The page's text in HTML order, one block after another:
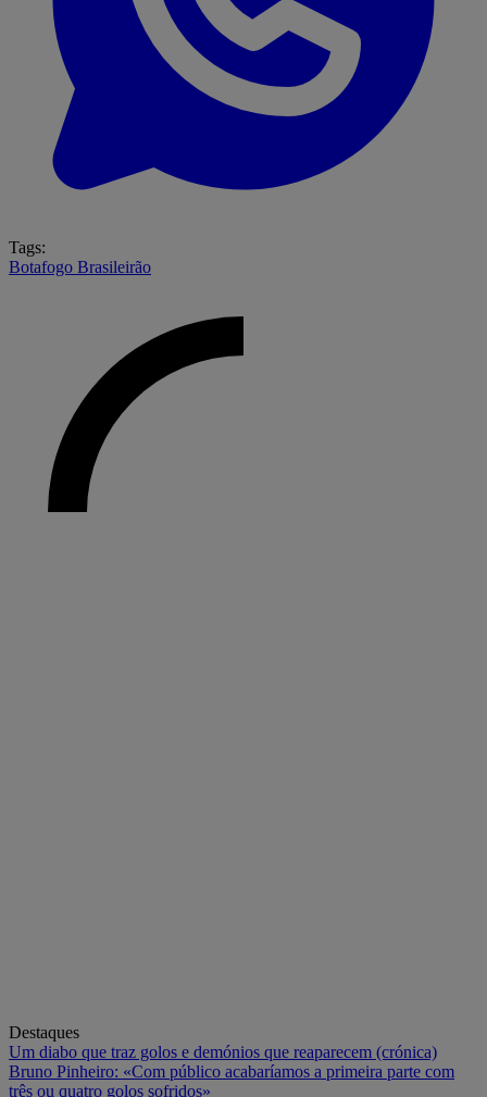
Tags:
Botafogo Brasileirão
Destaques
Um diabo que traz golos e demónios que reaparecem (crónica)
Bruno Pinheiro: «Com público acabaríamos a primeira parte com
três ou quatro golos sofridos»